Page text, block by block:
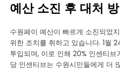
예산 소진 후 대처
수원페이 예산이 빠르게 소진되었
위한 조치를 취하고 있습니다. 1월
투입되며, 이로 인해 20% 인센티
당 인센티브는 수원시민들에게 더